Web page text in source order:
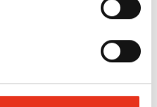
snippers